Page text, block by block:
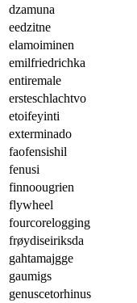
dzamuna
eedzitne
elamoiminen
emilfriedrichka
entiremale
ersteschlachtvo
etoifeyinti
exterminado
faofensishil
fenusi
finnoougrien
flywheel
fourcorelogging
frøydiseiriksda
gahtamajgge
gaumigs
genuscetorhinus